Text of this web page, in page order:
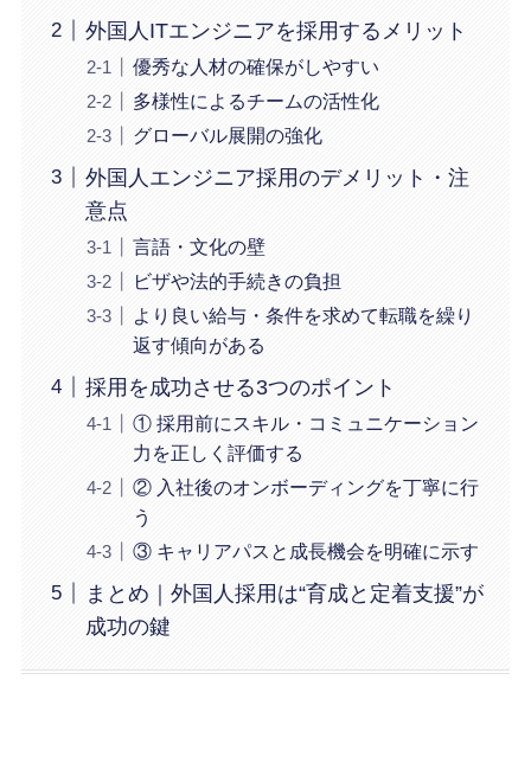
外国人ITエンジニアを採用するメリット
優秀な人材の確保がしやすい
多様性によるチームの活性化
グローバル展開の強化
外国人エンジニア採用のデメリット・注
意点
言語・文化の壁
ビザや法的手続きの負担
より良い給与・条件を求めて転職を繰り
返す傾向がある
採用を成功させる3つのポイント
① 採用前にスキル・コミュニケーション
力を正しく評価する
② 入社後のオンボーディングを丁寧に行
う
③ キャリアパスと成長機会を明確に示す
まとめ｜外国人採用は“育成と定着支援”が
成功の鍵